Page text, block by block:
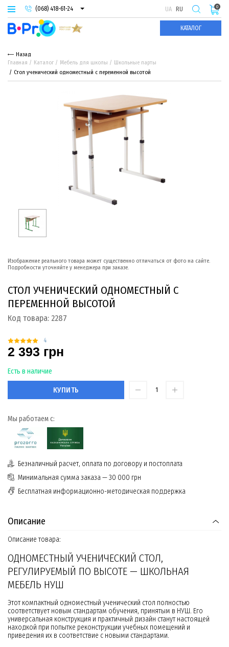
(068) 418-61-24
(093) 974-66-94
(095) 987-29-55
UA RU
КАТАЛОГ
0
Назад
Главная
Каталог Мебель для школы
Школьные парты
Стол ученический одноместный с переменной высотой
Изображение реального товара может существенно отличаться от фото на сайте.
Подробности уточняйте у менеджера при заказе.
СТОЛ УЧЕНИЧЕСКИЙ ОДНОМЕСТНЫЙ С
ПЕРЕМЕННОЙ ВЫСОТОЙ
Код товара: 2287
4
2 393 грн
Есть в наличие
КУПИТЬ
Мы работаем с:
Безналичный расчет, оплата по договору и постоплата
Минимальная сумма заказа — 30 000 грн
Бесплатная информационно-методическая поддержка
Описание
Описание товара:
ОДНОМЕСТНЫЙ УЧЕНИЧЕСКИЙ СТОЛ,
РЕГУЛИРУЕМЫЙ ПО ВЫСОТЕ — ШКОЛЬНАЯ
МЕБЕЛЬ НУШ
Этот компактный одноместный ученический стол полностью
соответствует новым стандартам обучения, принятым в НУШ. Его
универсальная конструкция и практичный дизайн станут настоящей
находкой при попытке реконструкции учебных помещений и
приведения их в соответствие с новыми стандартами.